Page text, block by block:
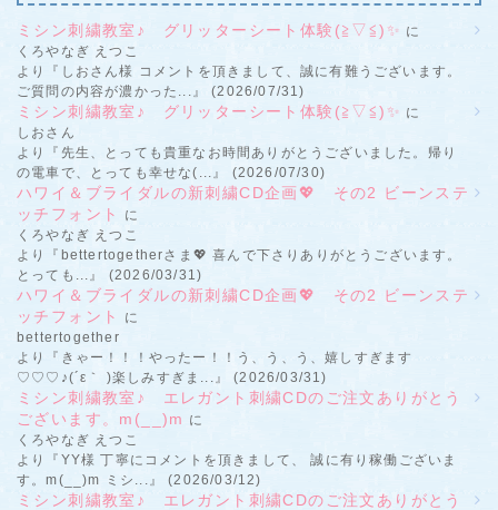
ミシン刺繍教室♪ グリッターシート体験(≧▽≦)✨ に
くろやなぎ えつこ
より『しおさん様 コメントを頂きまして、誠に有難うございます。
ご質問の内容が濃かった...』 (2026/07/31)
ミシン刺繍教室♪ グリッターシート体験(≧▽≦)✨ に
しおさん
より『先生、とっても貴重なお時間ありがとうございました。帰り
の電車で、とっても幸せな(...』 (2026/07/30)
ハワイ＆ブライダルの新刺繍CD企画💖 その2 ビーンステ
ッチフォント
に
くろやなぎ えつこ
より『bettertogetherさま💖 喜んで下さりありがとうございます。
とっても...』 (2026/03/31)
ハワイ＆ブライダルの新刺繍CD企画💖 その2 ビーンステ
ッチフォント
に
bettertogether
より『きゃー！！！やったー！！う、う、う、嬉しすぎます
♡♡♡♪(´ε｀ )楽しみすぎま...』 (2026/03/31)
ミシン刺繍教室♪ エレガント刺繍CDのご注文ありがとう
ございます。m(__)m に
くろやなぎ えつこ
より『YY様 丁寧にコメントを頂きまして、 誠に有り稼働ございま
す。m(__)m ミシ...』 (2026/03/12)
ミシン刺繍教室♪ エレガント刺繍CDのご注文ありがとう